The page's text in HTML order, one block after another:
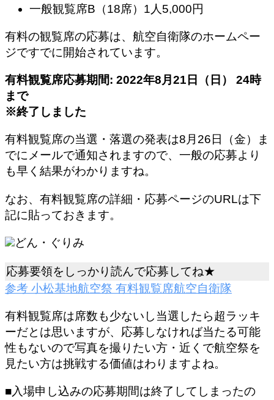
一般観覧席B（18席）1人5,000円
有料の観覧席の応募は、航空自衛隊のホームペー
ジですでに開始されています。
有料観覧席応募期間: 2022年8月21日（日） 24時
まで
※終了しました
有料観覧席の当選・落選の発表は8月26日（金）ま
でにメールで通知されますので、一般の応募より
も早く結果がわかりますね。
なお、 有料観覧席の詳細・応募ページのURLは下
記に貼っておきます。
どん・ぐりみ
応募要領をしっかり読んで応募してね★
参考 小松基地航空祭 有料観覧席航空自衛隊
有料観覧席は席数も少ないし当選したら超ラッキ
ーだとは思いますが、応募しなければ当たる可能
性もないので写真を撮りたい方・近くで航空祭を
見たい方は挑戦する価値はわりますよね。
■入場申し込みの応募期間は終了してしまったの